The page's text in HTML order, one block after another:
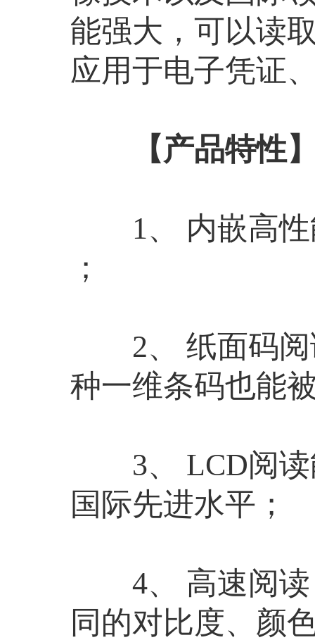
能强大，可以读
应用于电子凭证
【产品特性
1、 内嵌高性
；
2、 纸面码阅
种一维条码也能
3、 LCD阅读
国际先进水平；
4、 高速阅读
同的对比度、颜